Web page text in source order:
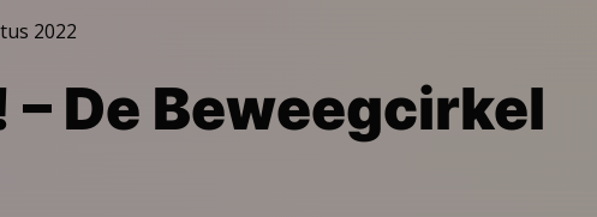
2022
– De Beweegcirkel